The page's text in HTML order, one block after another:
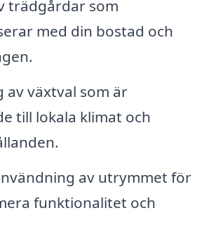
trädgårdar som
med din bostad och
av växtval som är
till lokala klimat och
av utrymmet för
funktionalitet och